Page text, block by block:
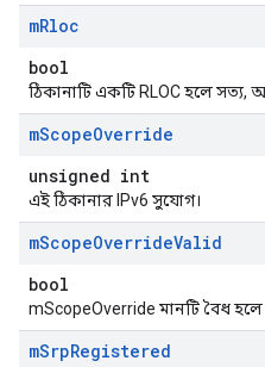
mRloc
bool
ঠিকানাটি একটি RLOC হলে সত্য,
mScopeOverride
unsigned int
এই ঠিকানার IPv6 সুযোগ।
mScopeOverrideValid
bool
mScopeOverride মানটি বৈধ হলে
mSrpRegistered